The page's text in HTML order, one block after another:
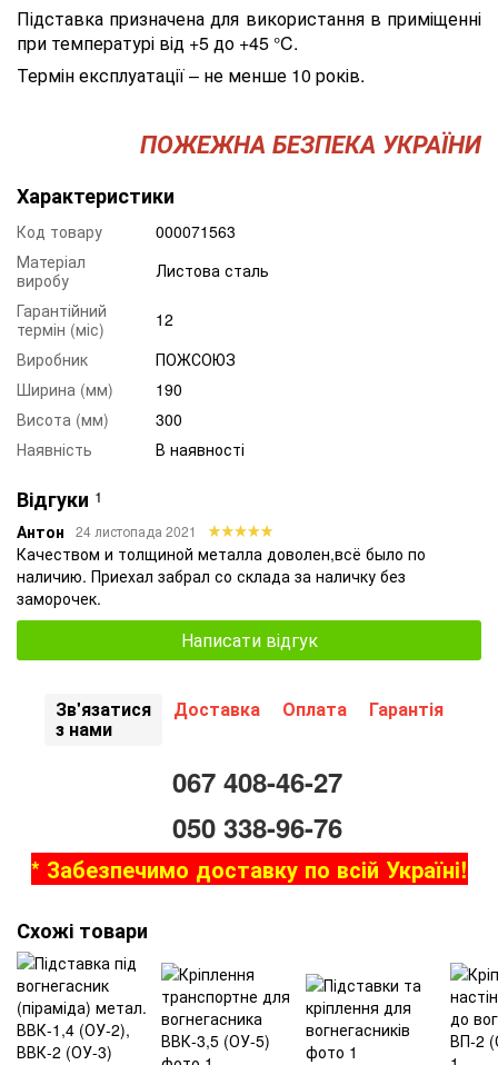
Підставка призначена для використання в приміщенні
при температурі від +5 до +45 °C.
Термін експлуатації – не менше 10 років.
ПОЖЕЖНА БЕЗПЕКА УКРАЇНИ
Характеристики
Код товару
000071563
Матеріал
виробу
Листова сталь
Гарантійний
термін (міс)
12
Виробник
ПОЖСОЮЗ
Ширина (мм)
190
Висота (мм)
300
Наявність
В наявності
Відгуки 1
Антон 24 листопада 2021
Качеством и толщиной металла доволен,всё было по
наличию. Приехал забрал со склада за наличку без
заморочек.
Написати відгук
Зв'язатися
з нами
Доставка Оплата Гарантія
067 408-46-27
050 338-96-76
* Забезпечимо доставку по всій Україні!
Схожі товари